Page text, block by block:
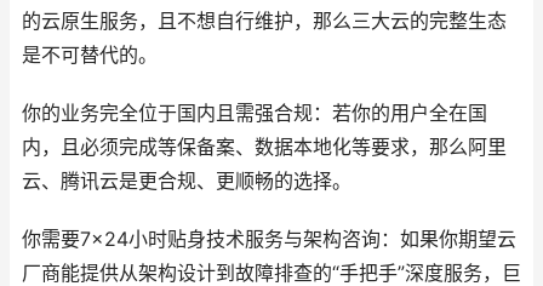
的云原生服务，且不想自行维护，那么三大云的完整生态
是不可替代的。
你的业务完全位于国内且需强合规：若你的用户全在国
内，且必须完成等保备案、数据本地化等要求，那么阿里
云、腾讯云是更合规、更顺畅的选择。
你需要7×24小时贴身技术服务与架构咨询：如果你期望云
厂商能提供从架构设计到故障排查的“手把手”深度服务，巨